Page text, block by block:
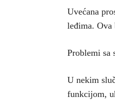
Uvećana
leđima. Ova
Problemi sa
U nekim
funkcijom,